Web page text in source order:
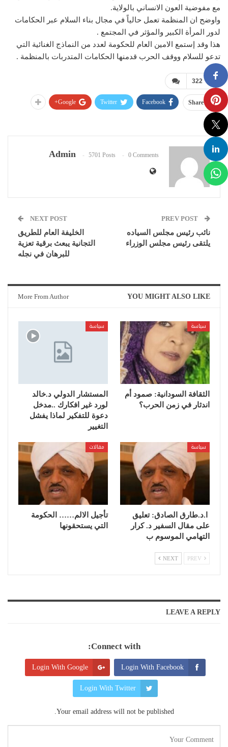
مع مفوضية العون الانساني بالولاية.
واوضح ان المنظمة تعمل حالياً في مجال بناء السلام عبر الحكامات
لدور المرأة الكبير والمؤثر في المجتمع .
هذا وقد إستمع الامين العام للحكومة لعدد من النماذج الغنائية التي
تدعو للسلام ووقف الحرب قدمنها الحكامات المتدربات بالمنظمة .
322
Share
Facebook
Twitter
Google+
Admin 5701 Posts 0 Comments
نائب رئيس مجلس السياده
يلتقى رئيس مجلس الوزراء
NEXT POST
الخليفة العام للطريق
التجانية يبعث برقية تعزية
للبرهان في نجله
YOU MIGHT ALSO LIKE
More From Author
سياسة
الثقافة السودانية: صمود أم
اندثار في زمن الحرب؟
سياسة
المستشار الدولي د.خالد
لورد غير افكارك ..مدخل
دعوة للتفكير لماذا يفشل
التغيير
سياسة
ا.د.طارق الصادق: تعليق
على مقال السفير د. كرار
التهامي الموسوم ب
مقالات
تأجيل الالم…… الحكومة
التي يستحقونها
NEXT
LEAVE A REPLY
Connect with:
Login With Facebook
Login With Google
Login With Twitter
Your email address will not be published.